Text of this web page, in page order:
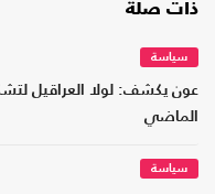
ذات صلة
سياسة
عون يكشف: لولا العراقيل
الماضي
سياسة